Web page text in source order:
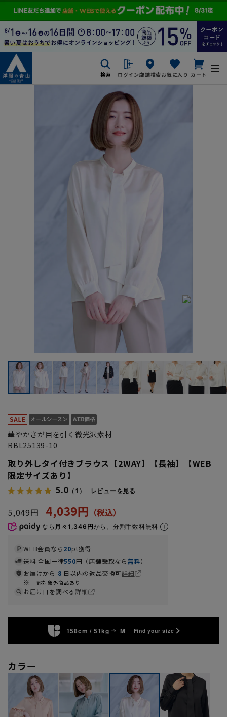
検索 ログイン店舗検索お気に入り カート
華やかさが目を引く微光沢素材
RBL25139-10
取り外しタイ付きブラウス【2WAY】【長袖】【WEB
限定サイズあり】
5.0 （1） レビューを見る
5,049円 4,039円
なら 月々1,346円から。分割手数料無料
WEB会員なら20pt獲得
送料 全国一律550円（店舗受取なら無料）
お届けから 8 日以内の返品交換可詳細
一部対象外商品あり
お届け日を調べる詳細
158cm / 51kg M Find your size
カラー